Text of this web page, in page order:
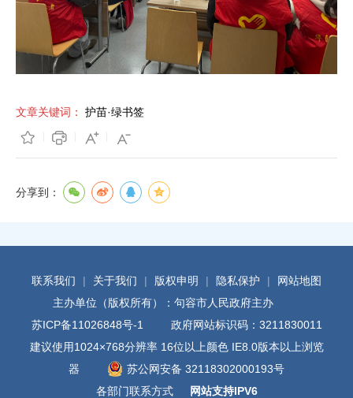
文章关键词： 护苗·绿书签
分享到：
联系我们 | 关于我们 | 版权申明 | 隐私保护 |
网站地图
主办单位（版权所有）：句容市人民政府主办
苏ICP备11026848号-1
政府网站标识码：3211830011
建议使用1024×768分辨率 16位以上颜色 IE8.0版本以上浏览
器
苏公网安备 32118302000193号
各部门联系方式
网站支持IPV6